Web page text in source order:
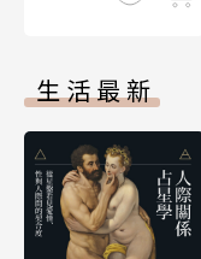
生活最新